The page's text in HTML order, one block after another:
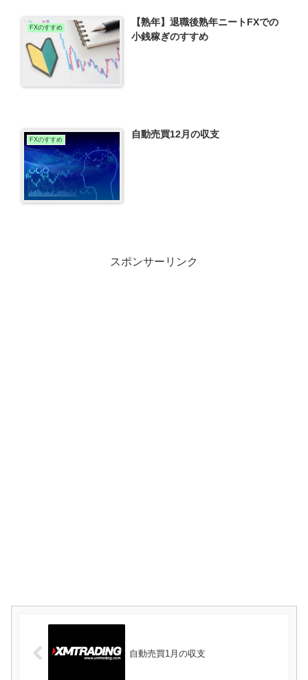
FXのすすめ
【熟年】退職後熟年ニートFXでの
小銭稼ぎのすすめ
FXのすすめ 自動売買12月の収支
スポンサーリンク
自動売買1月の収支